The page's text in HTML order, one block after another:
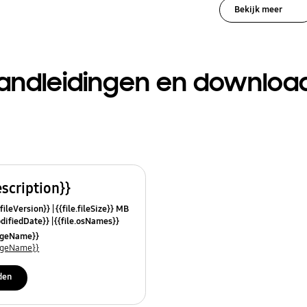
Bekijk meer
en
{{file.fileSize}} MB
{{file.osNames}}